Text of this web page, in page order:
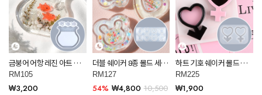
금붕어 어항 레진 아트 쉐
이커 몰드 RM105
RM105
₩3,200
더블 쉐이커 8종 몰드 세트
레진 아트 공예 재료
RM127
RM127
54% ₩4,800 10,500
하트 기호 쉐이커 몰드 레
진아트 RM225
RM225
₩1,900